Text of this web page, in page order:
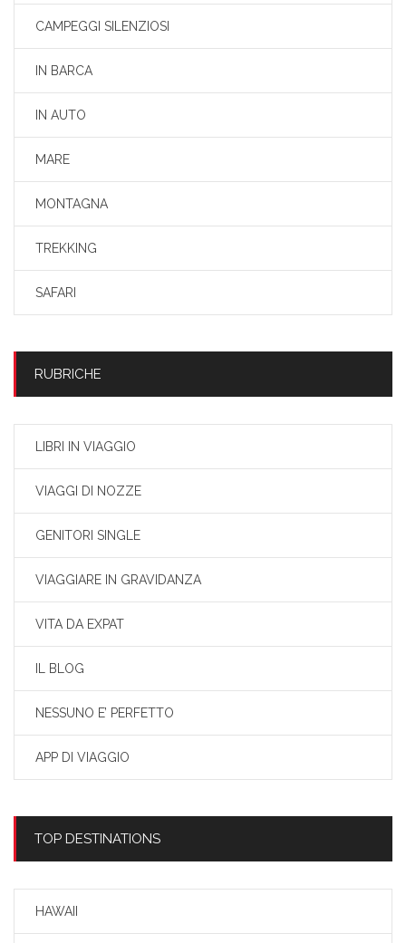
CAMPEGGI SILENZIOSI
IN BARCA
IN AUTO
MARE
MONTAGNA
TREKKING
SAFARI
RUBRICHE
LIBRI IN VIAGGIO
VIAGGI DI NOZZE
GENITORI SINGLE
VIAGGIARE IN GRAVIDANZA
VITA DA EXPAT
IL BLOG
NESSUNO E’ PERFETTO
APP DI VIAGGIO
TOP DESTINATIONS
HAWAII